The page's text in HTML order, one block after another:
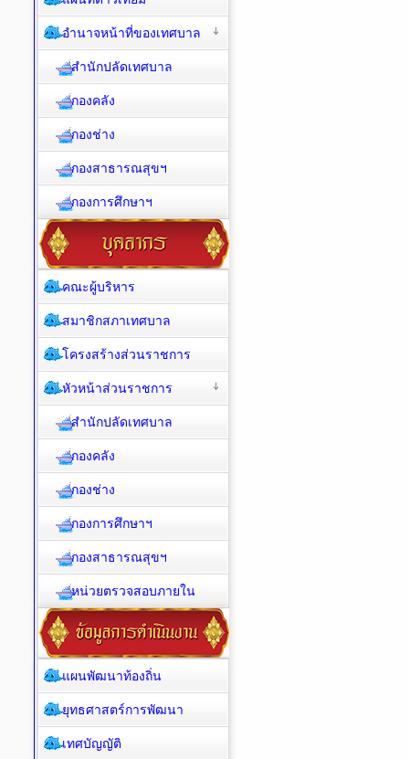
อำนาจหน้าที่ของเทศบาล
สำนักปลัดเทศบาล
กองคลัง
กองช่าง
กองสาธารณสุขฯ
กองการศึกษาฯ
คณะผู้บริหาร
สมาชิกสภาเทศบาล
โครงสร้างส่วนราชการ
หัวหน้าส่วนราชการ
สำนักปลัดเทศบาล
กองคลัง
กองช่าง
กองการศึกษาฯ
กองสาธารณสุขฯ
หน่วยตรวจสอบภายใน
แผนพัฒนาท้องถิ่น
ยุทธศาสตร์การพัฒนา
เทศบัญญัติ